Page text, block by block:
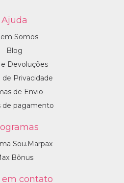
Ajuda
Somos
Blog
e Devoluções
de Privacidade
de Envio
de pagamento
Sou.Marpax
Bônus
em contato